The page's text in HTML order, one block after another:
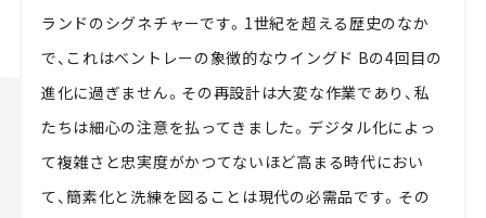
ランドのシグネチャーです。1世紀を超える歴史のなか
で、これはベントレーの象徴的なウイングド Bの4回目の
進化に過ぎません。その再設計は大変な作業であり、私
たちは細心の注意を払ってきました。デジタル化によっ
て複雑さと忠実度がかつてないほど高まる時代におい
て、簡素化と洗練を図ることは現代の必需品です。その